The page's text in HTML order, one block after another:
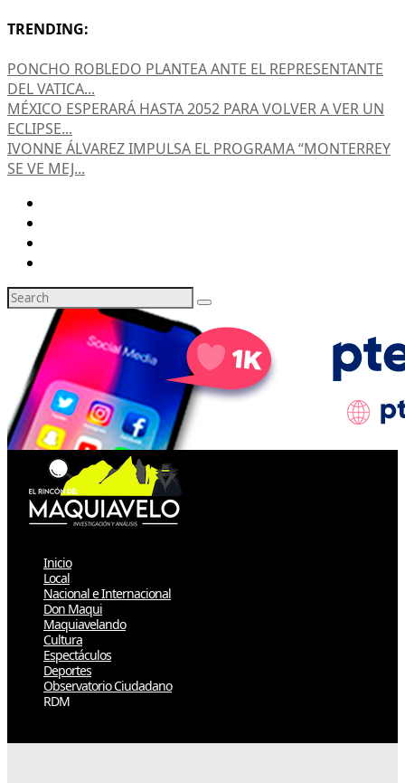
TRENDING:
PONCHO ROBLEDO PLANTEA ANTE EL REPRESENTANTE
DEL VATICA...
MÉXICO ESPERARÁ HASTA 2052 PARA VOLVER A VER UN
ECLIPSE...
IVONNE ÁLVAREZ IMPULSA EL PROGRAMA “MONTERREY
SE VE MEJ...
Inicio
Local
Nacional e Internacional
Don Maqui
Maquiavelando
Cultura
Espectáculos
Deportes
Observatorio Ciudadano
RDM